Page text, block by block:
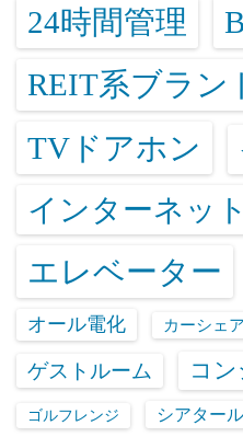
24時間管理
REIT系ブラン
TVドアホン
インターネッ
エレベーター
オール電化 カーシェ
ゲストルーム コ
ゴルフレンジ シアター